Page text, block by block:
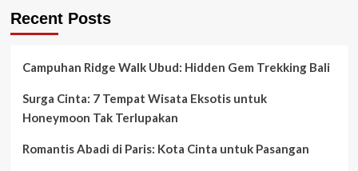
Recent Posts
Campuhan Ridge Walk Ubud: Hidden Gem Trekking Bali
Surga Cinta: 7 Tempat Wisata Eksotis untuk
Honeymoon Tak Terlupakan
Romantis Abadi di Paris: Kota Cinta untuk Pasangan